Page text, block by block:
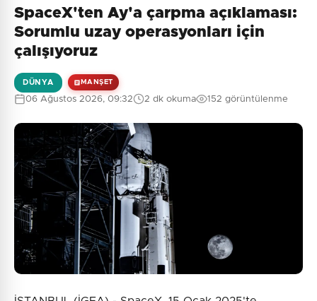
Güvenlik Sorusu:
1 + 1 = ?
Gönder
Henüz yorum yapılmamış. İlk yorumu siz yapın!
SpaceX'ten Ay'a çarpma açıklaması:
Sorumlu uzay operasyonları için
çalışıyoruz
DÜNYA MANŞET
06 Ağustos 2026, 09:32 2 dk okuma 152 görüntülenme